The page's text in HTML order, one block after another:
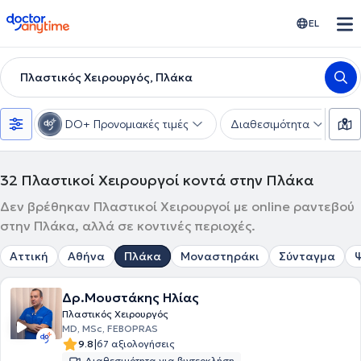
doctoranytime EL
Πλαστικός Χειρουργός, Πλάκα
DO+ Προνομιακές τιμές Διαθεσιμότητα
32 Πλαστικοί Χειρουργοί κοντά στην Πλάκα
Δεν βρέθηκαν Πλαστικοί Χειρουργοί με online ραντεβού
στην Πλάκα, αλλά σε κοντινές περιοχές.
Αττική Αθήνα Πλάκα Μοναστηράκι Σύνταγμα
Δρ.Μουστάκης Ηλίας
Πλαστικός Χειρουργός
MD, MSc, FEBOPRAS
9.8|67 αξιολογήσεις